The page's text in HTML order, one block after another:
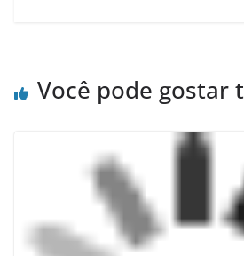
Você pode gostar